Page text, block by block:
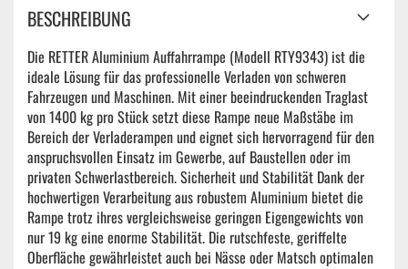
BESCHREIBUNG
Die RETTER Aluminium Auffahrrampe (Modell RTY9343) ist die
ideale Lösung für das professionelle Verladen von schweren
Fahrzeugen und Maschinen. Mit einer beeindruckenden Traglast
von 1400 kg pro Stück setzt diese Rampe neue Maßstäbe im
Bereich der Verladerampen und eignet sich hervorragend für den
anspruchsvollen Einsatz im Gewerbe, auf Baustellen oder im
privaten Schwerlastbereich. Sicherheit und Stabilität Dank der
hochwertigen Verarbeitung aus robustem Aluminium bietet die
Rampe trotz ihres vergleichsweise geringen Eigengewichts von
nur 19 kg eine enorme Stabilität. Die rutschfeste, geriffelte
Oberfläche gewährleistet auch bei Nässe oder Matsch optimalen